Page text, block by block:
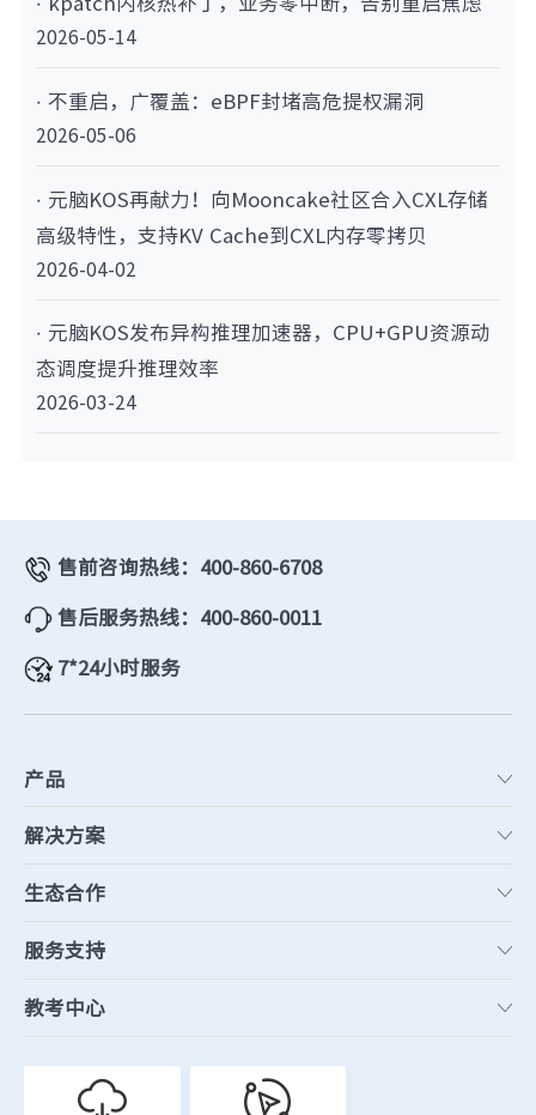
2026-05-14
· 不重启，广覆盖：eBPF封堵高危提权漏洞
2026-05-06
· 元脑KOS再献力！向Mooncake社区合入CXL存储
高级特性，支持KV Cache到CXL内存零拷贝
2026-04-02
· 元脑KOS发布异构推理加速器，CPU+GPU资源动
态调度提升推理效率
2026-03-24
售前咨询热线：400-860-6708
售后服务热线：400-860-0011
7*24小时服务
产品
解决方案
生态合作
服务支持
教考中心